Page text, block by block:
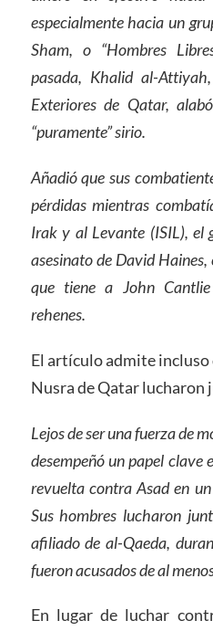
especialmente hacia un
Sham, o “Hombres
pasada, Khalid al-
Exteriores de Qatar,
“puramente” sirio.
Añadió que sus
pérdidas mientras
Irak y al Levante (ISIL), el
asesinato de David
que tiene a John
rehenes.
El artículo admite
Nusra de Qatar lucharon
Lejos de ser una fuerza de
desempeñó un papel clave
revuelta contra Asad en
Sus hombres lucharon
afiliado de al-Qaeda,
fueron acusados de al
En lugar de luchar